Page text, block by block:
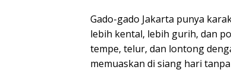
Gado-gado Jakarta punya
lebih kental, lebih gurih, dan
tempe, telur, dan lontong
memuaskan di siang hari